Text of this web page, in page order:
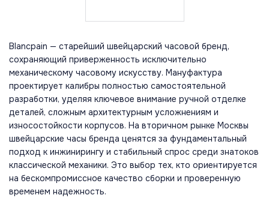
Blancpain — старейший швейцарский часовой бренд,
сохраняющий приверженность исключительно
механическому часовому искусству. Мануфактура
проектирует калибры полностью самостоятельной
разработки, уделяя ключевое внимание ручной отделке
деталей, сложным архитектурным усложнениям и
износостойкости корпусов. На вторичном рынке Москвы
швейцарские часы бренда ценятся за фундаментальный
подход к инжинирингу и стабильный спрос среди знатоков
классической механики. Это выбор тех, кто ориентируется
на бескомпромиссное качество сборки и проверенную
временем надежность.